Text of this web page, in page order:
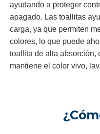
ayudando a proteger
apagado. Las toallitas
carga, ya que permiten
colores, lo que puede
toallita de alta absorción,
mantiene el color vivo,